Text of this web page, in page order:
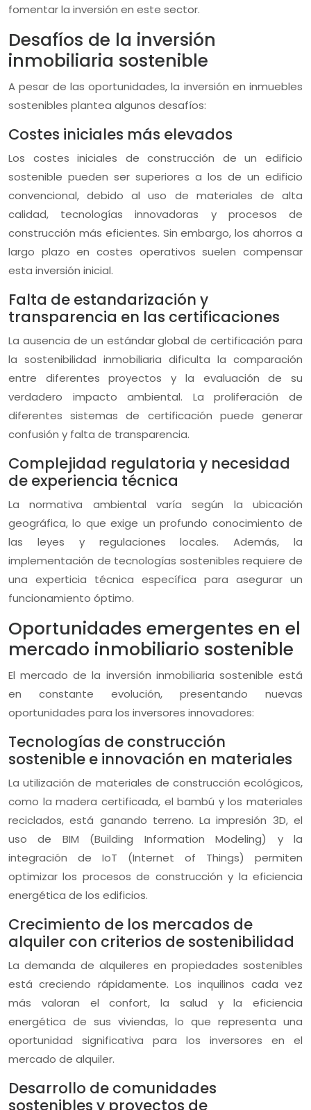
fomentar la inversión en este sector.
Desafíos de la inversión
inmobiliaria sostenible
A pesar de las oportunidades, la inversión en inmuebles
sostenibles plantea algunos desafíos:
Costes iniciales más elevados
Los costes iniciales de construcción de un edificio
sostenible pueden ser superiores a los de un edificio
convencional, debido al uso de materiales de alta
calidad, tecnologías innovadoras y procesos de
construcción más eficientes. Sin embargo, los ahorros a
largo plazo en costes operativos suelen compensar
esta inversión inicial.
Falta de estandarización y
transparencia en las certificaciones
La ausencia de un estándar global de certificación para
la sostenibilidad inmobiliaria dificulta la comparación
entre diferentes proyectos y la evaluación de su
verdadero impacto ambiental. La proliferación de
diferentes sistemas de certificación puede generar
confusión y falta de transparencia.
Complejidad regulatoria y necesidad
de experiencia técnica
La normativa ambiental varía según la ubicación
geográfica, lo que exige un profundo conocimiento de
las leyes y regulaciones locales. Además, la
implementación de tecnologías sostenibles requiere de
una experticia técnica específica para asegurar un
funcionamiento óptimo.
Oportunidades emergentes en el
mercado inmobiliario sostenible
El mercado de la inversión inmobiliaria sostenible está
en constante evolución, presentando nuevas
oportunidades para los inversores innovadores:
Tecnologías de construcción
sostenible e innovación en materiales
La utilización de materiales de construcción ecológicos,
como la madera certificada, el bambú y los materiales
reciclados, está ganando terreno. La impresión 3D, el
uso de BIM (Building Information Modeling) y la
integración de IoT (Internet of Things) permiten
optimizar los procesos de construcción y la eficiencia
energética de los edificios.
Crecimiento de los mercados de
alquiler con criterios de sostenibilidad
La demanda de alquileres en propiedades sostenibles
está creciendo rápidamente. Los inquilinos cada vez
más valoran el confort, la salud y la eficiencia
energética de sus viviendas, lo que representa una
oportunidad significativa para los inversores en el
mercado de alquiler.
Desarrollo de comunidades
sostenibles y proyectos de